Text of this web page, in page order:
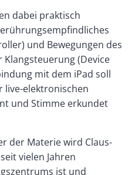
dabei praktisch
und Bewegungen des
Klangsteuerung (Device
mit dem iPad soll
live-elektronischen
und Stimme erkundet
der Materie wird Claus-
vielen Jahren
ist und